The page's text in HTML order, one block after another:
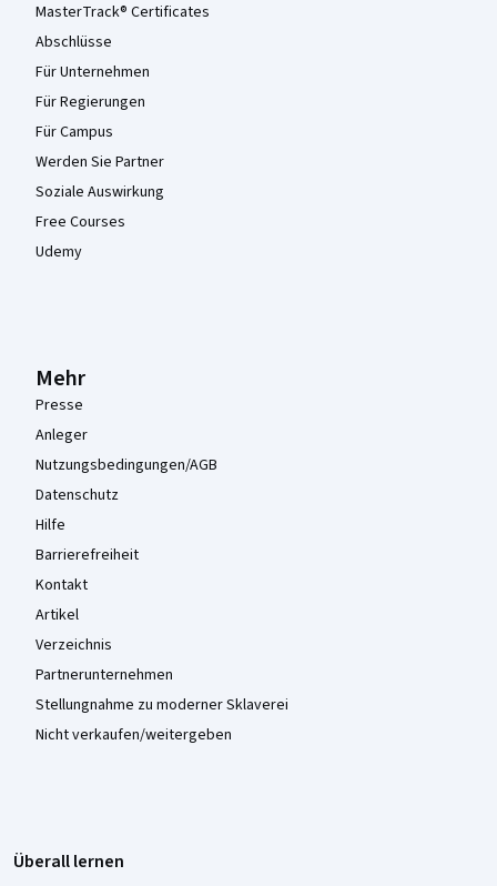
MasterTrack® Certificates
Abschlüsse
Für Unternehmen
Für Regierungen
Für Campus
Werden Sie Partner
Soziale Auswirkung
Free Courses
Udemy
Mehr
Presse
Anleger
Nutzungsbedingungen/AGB
Datenschutz
Hilfe
Barrierefreiheit
Kontakt
Artikel
Verzeichnis
Partnerunternehmen
Stellungnahme zu moderner Sklaverei
Nicht verkaufen/weitergeben
Überall lernen